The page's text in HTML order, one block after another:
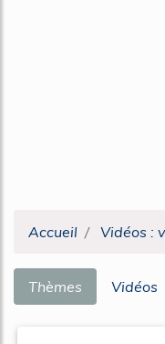
Accueil Vidéos :
Thèmes Vidéos